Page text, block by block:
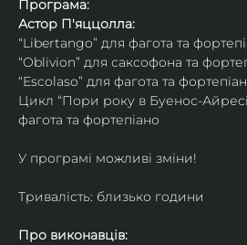
Програма:
Астор П'яццолла:
“Libertango” для фагота та
“Oblivion” для саксофона та
“Escolaso” для фагота та
Цикл “Пори року в Буенос-
фагота та фортепіано
У програмі можливі зміни!
Тривалість: близько години
Про виконавців: